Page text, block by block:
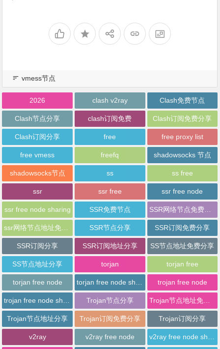
vmess节点
2026 clash v2ray Clash免费节点
Clash节点分享 clash订阅免费 Clash订阅免费分享
Clash订阅分享 free free proxy list
free vmess freefq shadowsocks 节点
shadowsocks节点 ss ss free
ssr ssr free ssr free node
ssr free node sharing SSR免费节点 SSR网络节点免费分享
SSR节点分享 SSR订阅免费分享
SSR订阅分享 SSR订阅地址分享 SS节点地址免费分享
SS节点地址分享 torjan torjan free
torjan free node trojan free node
Trojan节点分享
Trojan节点地址分享 Trojan订阅免费分享 Trojan订阅分享
v2ray v2ray free node